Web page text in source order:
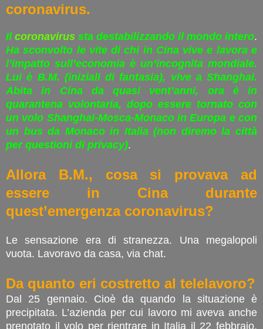
coronavirus.
Il coronavirus sta destabilizzando il mondo intero.
Ha sconvolto le vite di chi in Cina vive e lavora e
l’impatto sull’economia è un’incognita mondiale.
Lui è B.M. (iniziali di fantasia), vive a Shanghai.
Abita in Cina da quasi vent’anni, ora è in
quarantena volontaria, dopo essere tornato con
un volo Shanghai-Mosca-Monaco in Europa e con
un bus da Monaco in Italia (non diremo la città
per questioni di privacy).
Allora B.M., cosa si provava ad
essere in Cina durante
quest’emergenza coronavirus?
Le sensazione era di stranezza. Una megalopoli
vuota. Lavoravo da casa, via chat.
Da quanto eri costretto al telelavoro?
Dal 25 gennaio. Cioè da quando la situazione è
precipitata. L’azienda per cui lavoro mi aveva anche
prenotato il volo per rientrare in Italia il 22 febbraio,